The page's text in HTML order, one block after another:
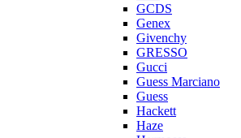
GCDS
Genex
Givenchy
GRESSO
Gucci
Guess Marciano
Guess
Hackett
Haze